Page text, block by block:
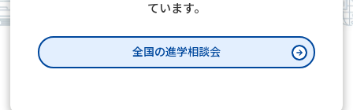
ています。
全国の進学相談会